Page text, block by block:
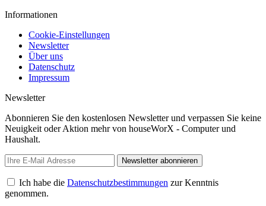
Informationen
Cookie-Einstellungen
Newsletter
Über uns
Datenschutz
Impressum
Newsletter
Abonnieren Sie den kostenlosen Newsletter und verpassen Sie keine
Neuigkeit oder Aktion mehr von houseWorX - Computer und
Haushalt.
Newsletter abonnieren
Ich habe die Datenschutzbestimmungen zur Kenntnis
genommen.